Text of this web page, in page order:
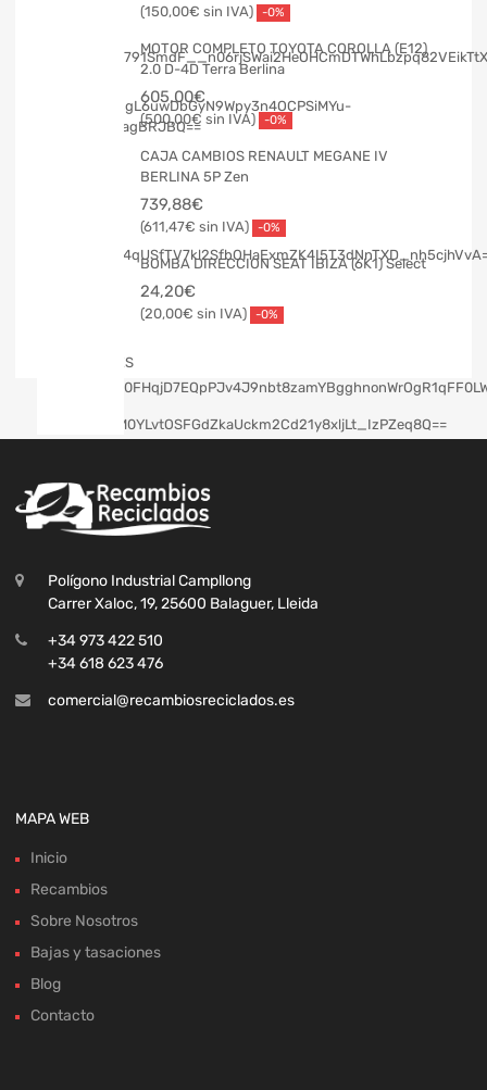
150,00€ -0%
MOTOR COMPLETO TOYOTA COROLLA (E12)
2.0 D-4D Terra Berlina
605,00€
500,00€ -0%
CAJA CAMBIOS RENAULT MEGANE IV
BERLINA 5P Zen
739,88€
611,47€ -0%
BOMBA DIRECCION SEAT IBIZA (6K1) Select
24,20€
20,00€ -0%
Polígono Industrial Campllong
Carrer Xaloc, 19, 25600 Balaguer, Lleida
+34 973 422 510
+34 618 623 476
comercial@recambiosreciclados.es
MAPA WEB
Inicio
Recambios
Sobre Nosotros
Bajas y tasaciones
Blog
Contacto